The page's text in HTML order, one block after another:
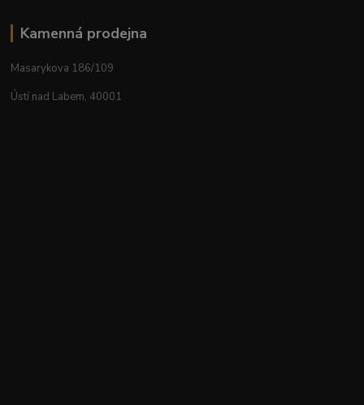
Kamenná prodejna
Masarykova 186/109
Ústí nad Labem, 40001